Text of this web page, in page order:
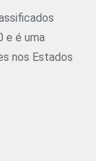
e é uma
nos Estados